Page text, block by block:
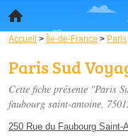
Accueil > Île-de-France > Paris
Paris Sud
Cette fiche présente "Paris
faubourg saint-antoine,
250 Rue du Faubourg Saint-